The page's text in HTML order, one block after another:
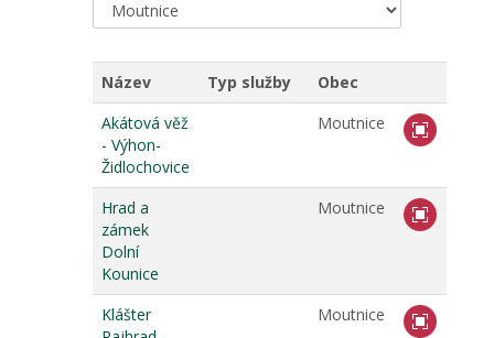
Název Typ služby
Obec
Akátová věž
- Výhon-
Židlochovice
Moutnice
Hrad a
zámek
Dolní
Kounice
Moutnice
Klášter
Moutnice